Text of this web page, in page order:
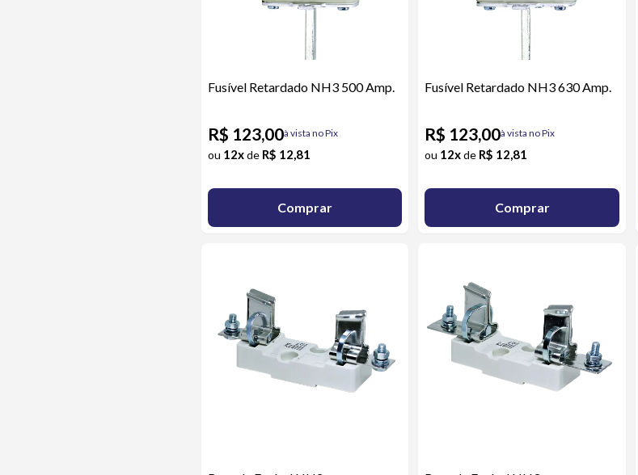
Fusível Retardado NH3 500 Amp.
R$ 123,00à vista no Pix
ou 12xde R$ 12,81
Comprar
Fusível Retardado NH3 630 Amp.
R$ 123,00à vista no Pix
ou 12x de R$ 12,81
Comprar